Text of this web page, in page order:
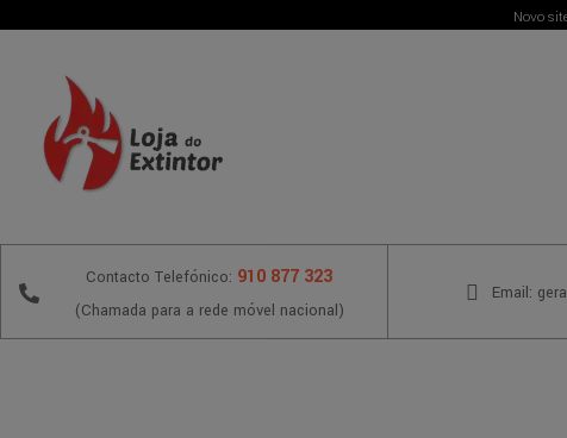
Novo
Contacto Telefónico: 910 877 323
(Chamada para a rede móvel nacional)
Email: